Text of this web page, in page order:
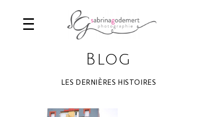
Blog
LES DERNIÈRES HISTOIRES